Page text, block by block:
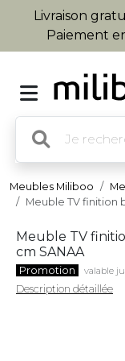
Livraison
Paiement
Meubles Miliboo
Meuble TV finition
Meuble TV
cm SANAA
Promotion valable
Description détaillée